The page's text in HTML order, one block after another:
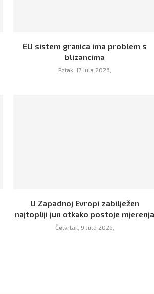
EU sistem granica ima problem s
blizancima
Petak, 17 Jula 2026,
U Zapadnoj Evropi zabilježen
najtopliji jun otkako postoje mjerenja
Četvrtak, 9 Jula 2026,